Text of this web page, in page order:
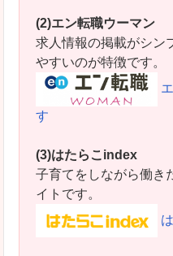
(2)エン転職ウーマン
求人情報の掲載がシン
やすいのが特徴です。
す
(3)はたらこindex
子育てをしながら働き
イトです。